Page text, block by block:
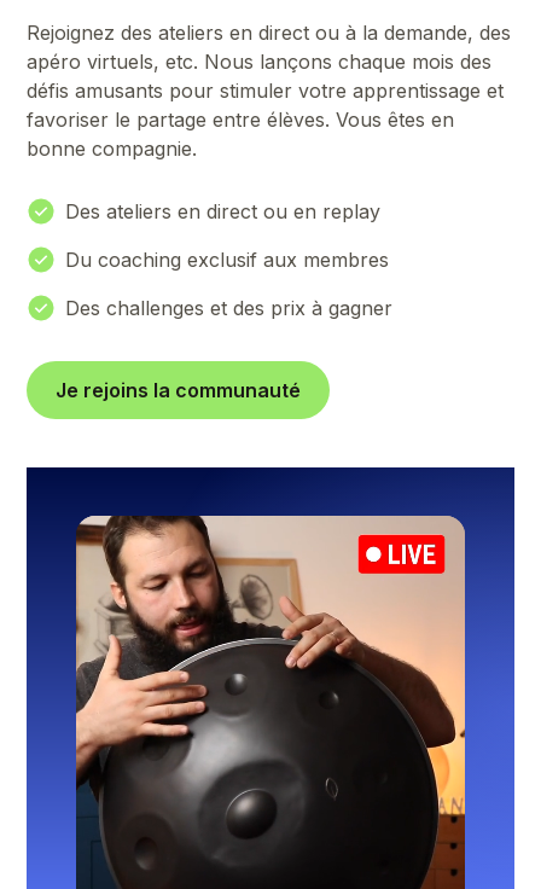
Rejoignez des ateliers en direct ou à la demande, des
apéro virtuels, etc. Nous lançons chaque mois des
défis amusants pour stimuler votre apprentissage et
favoriser le partage entre élèves. Vous êtes en
bonne compagnie.
Des ateliers en direct ou en replay
Du coaching exclusif aux membres
Des challenges et des prix à gagner
Je rejoins la communauté